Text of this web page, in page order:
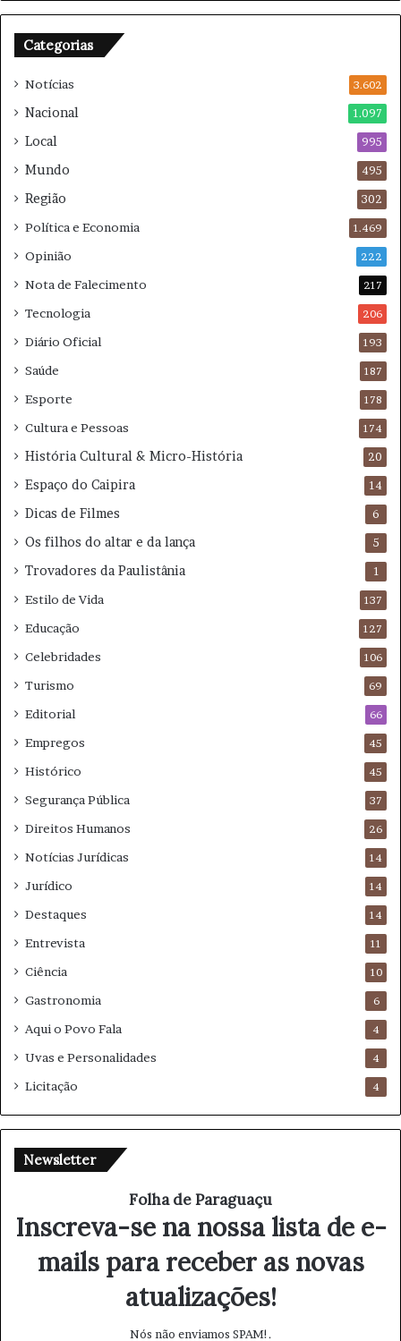
m
â
n
o
M
t
a
Categorias
Notícias 3.602
Nacional 1.097
Local 995
Mundo 495
Região 302
Política e Economia 1.469
Opinião 222
Nota de Falecimento 217
Tecnologia 206
Diário Oficial 193
Saúde 187
Esporte 178
Cultura e Pessoas 174
História Cultural & Micro-História 20
Espaço do Caipira 14
Dicas de Filmes 6
Os filhos do altar e da lança 5
Trovadores da Paulistânia 1
Estilo de Vida 137
Educação 127
Celebridades 106
Turismo 69
Editorial 66
Empregos 45
Histórico 45
Segurança Pública 37
Direitos Humanos 26
Notícias Jurídicas 14
Jurídico 14
Destaques 14
Entrevista 11
Ciência 10
Gastronomia 6
Aqui o Povo Fala 4
Uvas e Personalidades 4
Licitação 4
Newsletter
Folha de Paraguaçu
Inscreva-se na nossa lista de e-
mails para receber as novas
atualizações!
Nós não enviamos SPAM!.